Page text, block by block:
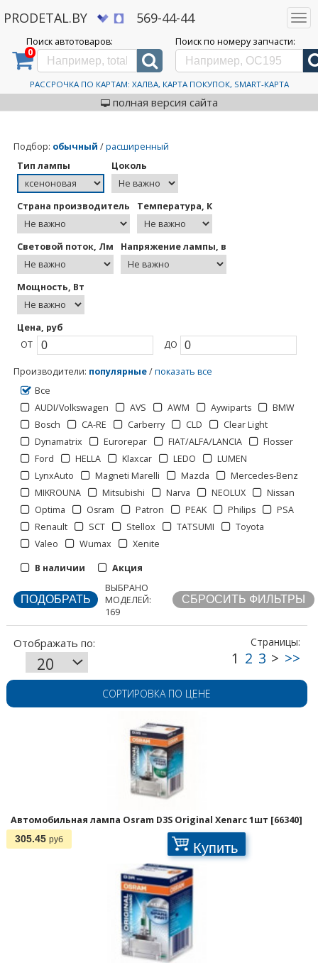
PRODETAL.BY 569-44-44
Поиск автотоваров:
0
Поиск по номеру запчасти:
РАССРОЧКА ПО КАРТАМ: ХАЛВА, КАРТА ПОКУПОК, SMART-КАРТА
полная версия сайта
Дискаунтер автозапчастей PRODETAL.BY > Ксеноновые лампы для авто
Ксеноновые лампы для
авто
Подбор: обычный /расширенный
Тип лампы
Цоколь
Страна производитель Температура, К
Световой поток, Лм Напряжение лампы, в
Мощность, Вт
Цена, руб
ОТ
ДО
Производители: популярные/показать все
Все
AUDI/Volkswagen
AVS AWM Aywiparts
BMW
Bosch
CA-RE Carberry CLD
Clear Light
Dynamatrix
Eurorepar FIAT/ALFA/LANCIA
Flosser
Ford
HELLA Klaxcar LEDO
LUMEN
LynxAuto
Magneti Marelli Mazda
Mercedes-Benz
MIKROUNA
Mitsubishi Narva NEOLUX
Nissan
Optima
Osram Patron PEAK Philips
PSA
Renault
SCT Stellox TATSUMI
Toyota
Valeo
Wumax
Xenite
В наличии
Акция
ВЫБРАНО
МОДЕЛЕЙ:
169
1 2 3 > >>
СОРТИРОВКА ПО ЦЕНЕ
Автомобильная лампа Osram D3S Original Xenarc 1шт [66340]
305.45 руб Купить